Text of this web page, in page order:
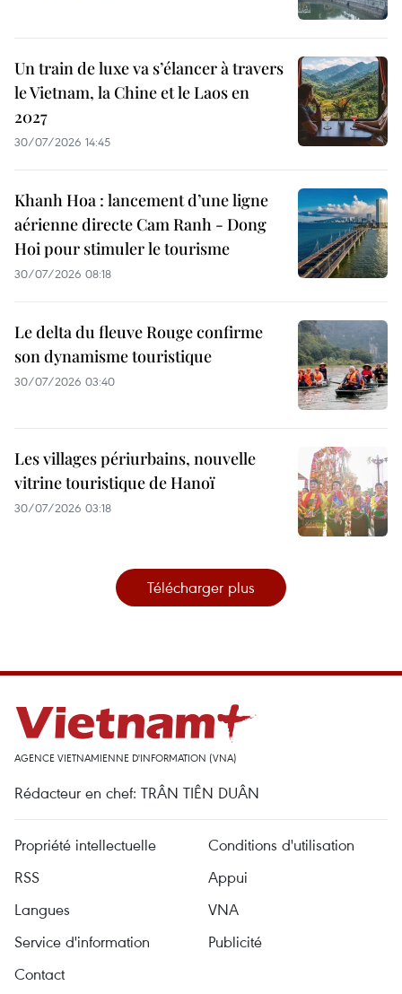
Un train de luxe va s’élancer à travers
le Vietnam, la Chine et le Laos en
2027
30/07/2026 14:45
Khanh Hoa : lancement d’une ligne
aérienne directe Cam Ranh - Dong
Hoi pour stimuler le tourisme
30/07/2026 08:18
Le delta du fleuve Rouge confirme
son dynamisme touristique
30/07/2026 03:40
Les villages périurbains, nouvelle
vitrine touristique de Hanoï
30/07/2026 03:18
Télécharger plus
AGENCE VIETNAMIENNE D'INFORMATION (VNA)
Rédacteur en chef: TRÂN TIÊN DUÂN
Propriété intellectuelle
Conditions d'utilisation
RSS
Appui
Langues
VNA
Service d'information
Publicité
Contact